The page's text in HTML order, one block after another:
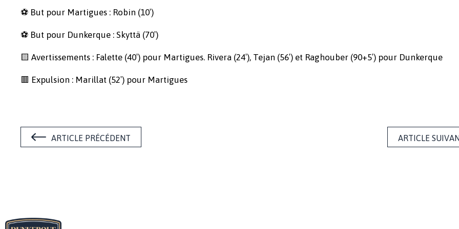
⚽ But pour Martigues : Robin (10′)
⚽ But pour Dunkerque : Skyttä (70′)
🟨 Avertissements : Falette (40′) pour Martigues. Rivera (24′), Tejan (56′) et Raghouber (90+5′) pour Dunkerque
🟥 Expulsion : Marillat (52′) pour Martigues
ARTICLE PRÉCÉDENT ARTICLE